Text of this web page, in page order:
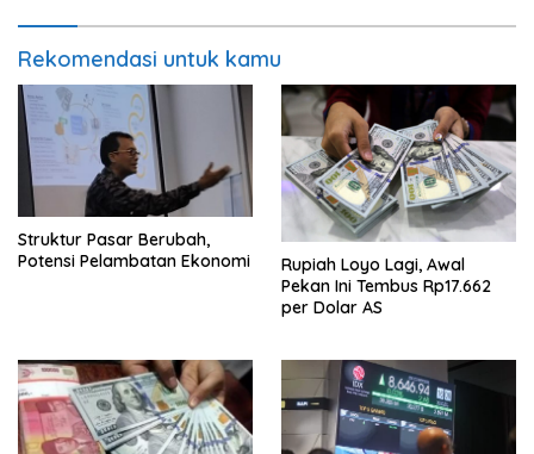
Rekomendasi untuk kamu
Struktur Pasar Berubah,
Potensi Pelambatan Ekonomi
Rupiah Loyo Lagi, Awal
Pekan Ini Tembus Rp17.662
per Dolar AS